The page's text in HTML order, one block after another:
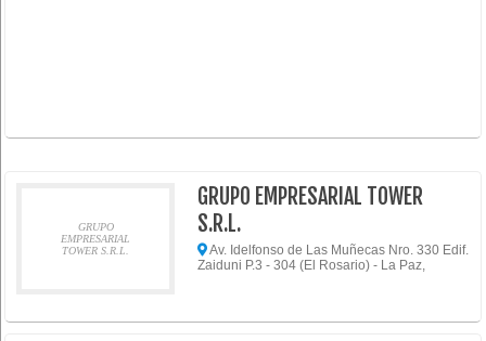
GRUPO
EMPRESARIAL
TOWER S.R.L.
GRUPO EMPRESARIAL TOWER
S.R.L.
Av. Idelfonso de Las Muñecas Nro. 330 Edif.
Zaiduni P.3 - 304 (El Rosario) - La Paz,